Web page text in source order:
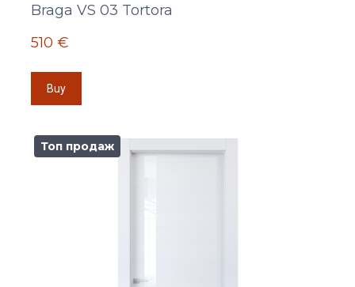
Braga VS 03 Tortora
510 €
Buy
Топ продаж